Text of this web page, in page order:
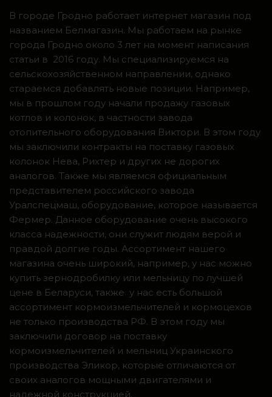
В городе Гродно работает интернет магазин под
названием Белмагазин. Мы работаем на рынке
города Гродно около 3 лет на момент написания
статьи в 2016 году. Мы специализируемся на
сельскохозяйственном направлении, однако
стараемся добавлять новые позиции. Например,
мы в прошлом году начали продажу газовых
котлов и колонок, в частности завода
отопительного оборудования Виктори. В этом году
мы заключили контракты на поставку газовых
колонок Нева, Рихтер и других не дорогих
аналогов. Также мы являемся официальным
представителем российского завода
Уралспецмаш, оборудование, которое называется
Фермер. Данное оборудование очень высокого
класса надежности, они служит людям верой и
правдой долгие годы. Ассортимент нашего
магазина очень широкий, например, у нас можно
купить зернодробилку или мельницу по лучшей
цене в Беларуси, также у нас есть большой
ассортимент кормоизмельчителей и кормоцехов
не только производства РФ. В этом году мы
заключили договор на поставку
кормоизмельчителей и мельниц Украинского
производства Эликор, которые отличаются от
своих аналогов мощными двигателями и
надежной конструкцией.